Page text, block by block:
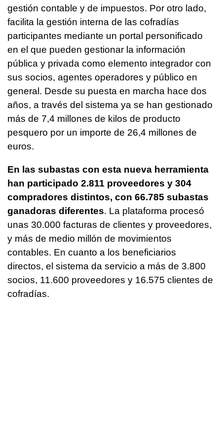
gestión contable y de impuestos. Por otro lado,
facilita la gestión interna de las cofradías
participantes mediante un portal personificado
en el que pueden gestionar la información
pública y privada como elemento integrador con
sus socios, agentes operadores y público en
general. Desde su puesta en marcha hace dos
años, a través del sistema ya se han gestionado
más de 7,4 millones de kilos de producto
pesquero por un importe de 26,4 millones de
euros.
En las subastas con esta nueva herramienta
han participado 2.811 proveedores y 304
compradores distintos, con 66.785 subastas
ganadoras diferentes. La plataforma procesó
unas 30.000 facturas de clientes y proveedores,
y más de medio millón de movimientos
contables. En cuanto a los beneficiarios
directos, el sistema da servicio a más de 3.800
socios, 11.600 proveedores y 16.575 clientes de
cofradías.